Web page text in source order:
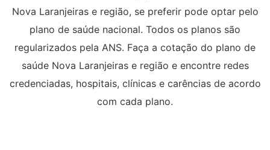
Nova Laranjeiras e região, se preferir pode optar pelo
plano de saúde nacional. Todos os planos são
regularizados pela ANS. Faça a cotação do plano de
saúde Nova Laranjeiras e região e encontre redes
credenciadas, hospitais, clínicas e carências de acordo
com cada plano.